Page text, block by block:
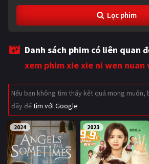
Tội
Viễn tưởng Khoa
Tình cảm - Lãng mạn Kỳ ảo
Giật gân Gia đình
Bí ẩn Lịch sử
Viễn Tây Tiểu sử
Lọc phim
Danh sách phim có liên quan
xem phim xie xie ni wen nuan
Nếu bạn không tìm thấy kết quả mong muốn,
đây đểtìm với Google
2024 2023